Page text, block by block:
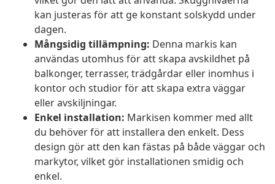
kan justeras för att ge konstant solskydd under
dagen.
Mångsidig tillämpning: Denna markis kan
användas utomhus för att skapa avskildhet på
balkonger, terrasser, trädgårdar eller inomhus i
kontor och studior för att skapa extra väggar
eller avskiljningar.
Enkel installation: Markisen kommer med allt
du behöver för att installera den enkelt. Dess
design gör att den kan fästas på både väggar och
markytor, vilket gör installationen smidig och
enkel.